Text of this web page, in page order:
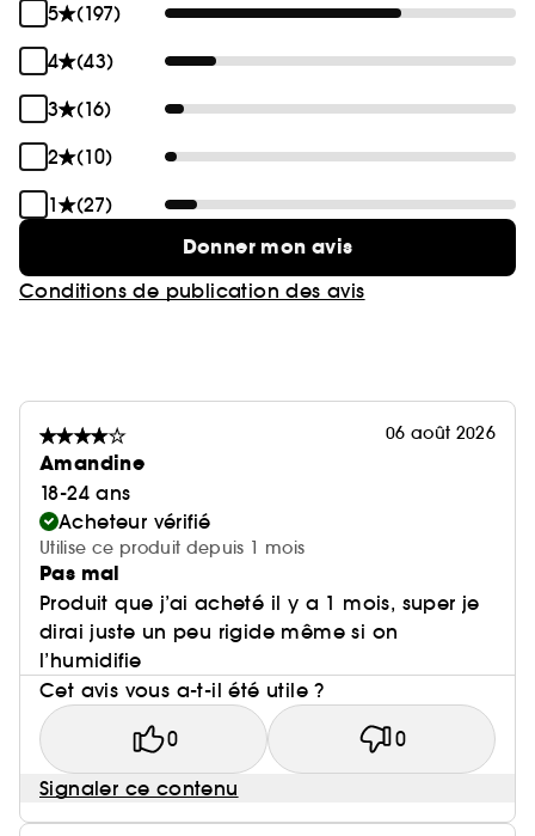
5
(197)
4
(43)
3
(16)
2
(10)
1
(27)
Donner mon avis
Conditions de publication des avis
06 août 2026
Amandine
18-24 ans
Acheteur vérifié
Utilise ce produit depuis 1 mois
Pas mal
Produit que j’ai acheté il y a 1 mois, super je
dirai juste un peu rigide même si on
l’humidifie
Cet avis vous a-t-il été utile ?
0 0
Signaler ce contenu